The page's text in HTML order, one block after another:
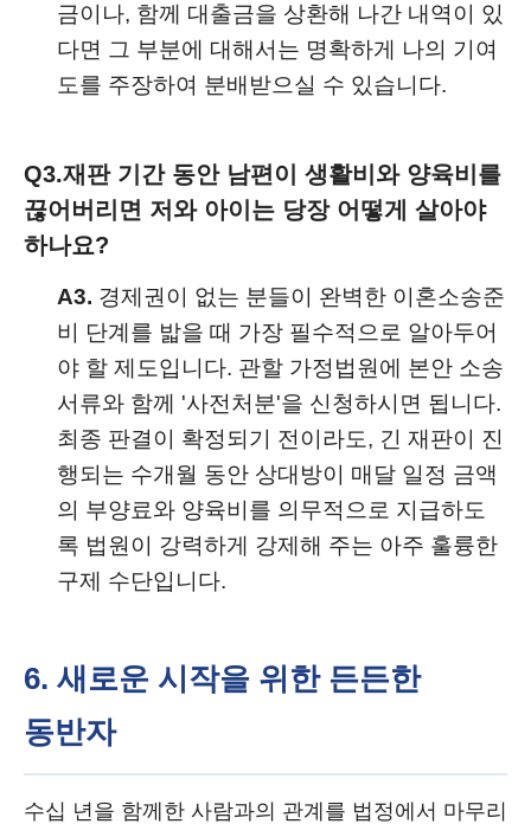
금이나, 함께 대출금을 상환해 나간 내역이 있
다면 그 부분에 대해서는 명확하게 나의 기여
도를 주장하여 분배받으실 수 있습니다.
Q3.재판 기간 동안 남편이 생활비와 양육비를
끊어버리면 저와 아이는 당장 어떻게 살아야
하나요?
A3. 경제권이 없는 분들이 완벽한 이혼소송준
비 단계를 밟을 때 가장 필수적으로 알아두어
야 할 제도입니다. 관할 가정법원에 본안 소송
서류와 함께 '사전처분'을 신청하시면 됩니다.
최종 판결이 확정되기 전이라도, 긴 재판이 진
행되는 수개월 동안 상대방이 매달 일정 금액
의 부양료와 양육비를 의무적으로 지급하도
록 법원이 강력하게 강제해 주는 아주 훌륭한
구제 수단입니다.
6. 새로운 시작을 위한 든든한
동반자
수십 년을 함께한 사람과의 관계를 법정에서 마무리